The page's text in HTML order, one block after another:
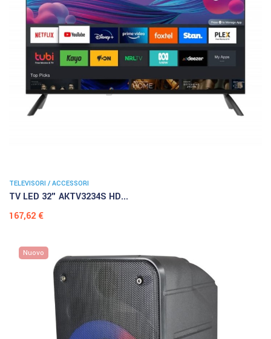
TELEVISORI / ACCESSORI
TV LED 32" AKTV3234S HD...
Prezzo
167,62 €
Nuovo